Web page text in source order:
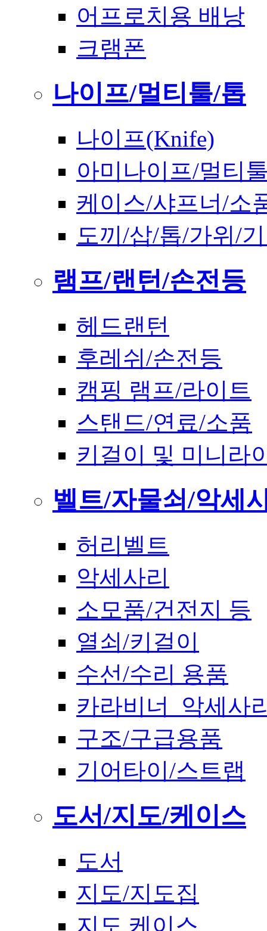
어프로치용 배낭
크램폰
나이프/멀티툴/톱
나이프(Knife)
아미나이프/멀티
케이스/샤프너/소
도끼/삽/톱/가위/
램프/랜턴/손전등
헤드랜턴
후레쉬/손전등
캠핑 램프/라이트
스탠드/연료/소품
키걸이 및 미니라
벨트/자물쇠/악세
허리벨트
악세사리
소모품/건전지 등
열쇠/키걸이
수선/수리 용품
카라비너_악세사
구조/구급용품
기어타이/스트랩
도서/지도/케이스
도서
지도/지도집
지도 케이스